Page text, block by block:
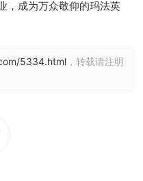
，成为万众敬仰的玛法英
5334.html ，转载请注明